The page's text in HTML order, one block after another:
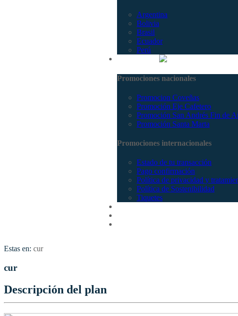
Argentina
Bolivia
Brasil
Ecuador
Perú
Promociones nacionales
Promocion Coveñas
Promoción Eje Cafetero
Promoción San Andrés Fin de
Promoción Santa Marta
Promociones internacionales
Estado de tu transacción
Pago confirmación
Política de privacidad y
Política de Sostenibilidad
Tiquetes
Estas en: cur
cur
Descripción del plan